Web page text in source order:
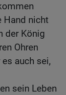
Hand nicht
der König
Ohren
auch sei,
sein Leben